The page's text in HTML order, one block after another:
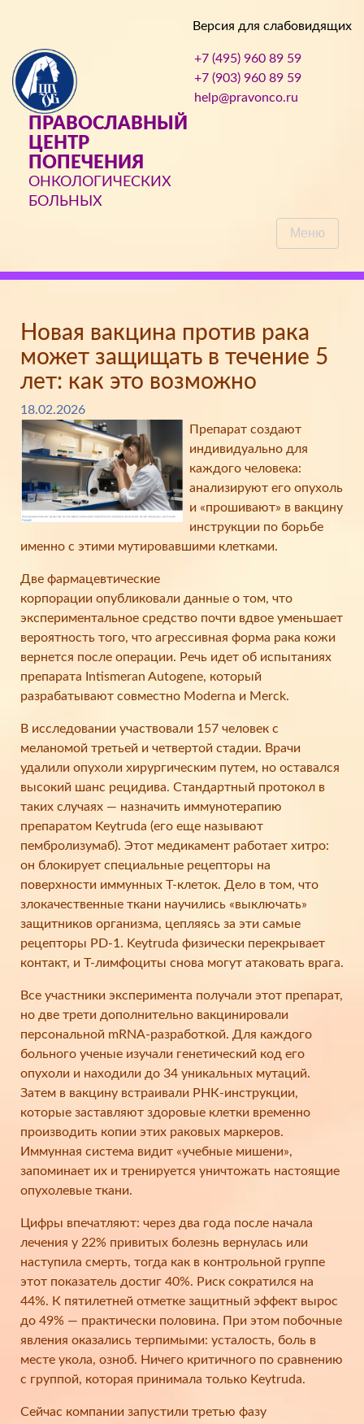
Версия для слабовидящих
ПРАВОСЛАВНЫЙ
ЦЕНТР
ПОПЕЧЕНИЯ
ОНКОЛОГИЧЕСКИХ
БОЛЬНЫХ
+7 (495) 960 89 59
+7 (903) 960 89 59
help@pravonco.ru
Меню
Новая вакцина против рака
может защищать в течение 5
лет: как это возможно
18.02.2026
Препарат создают
индивидуально для
каждого человека:
анализируют его опухоль
и «прошивают» в вакцину
инструкции по борьбе
именно с этими мутировавшими клетками.
Две фармацевтические
корпорации опубликовали данные о том, что
экспериментальное средство почти вдвое уменьшает
вероятность того, что агрессивная форма рака кожи
вернется после операции. Речь идет об испытаниях
препарата Intismeran Autogene, который
разрабатывают совместно Moderna и Merck.
В исследовании участвовали 157 человек с
меланомой третьей и четвертой стадии. Врачи
удалили опухоли хирургическим путем, но оставался
высокий шанс рецидива. Стандартный протокол в
таких случаях — назначить иммунотерапию
препаратом Keytruda (его еще называют
пембролизумаб). Этот медикамент работает хитро:
он блокирует специальные рецепторы на
поверхности иммунных T-клеток. Дело в том, что
злокачественные ткани научились «выключать»
защитников организма, цепляясь за эти самые
рецепторы PD-1. Keytruda физически перекрывает
контакт, и T-лимфоциты снова могут атаковать врага.
Все участники эксперимента получали этот препарат,
но две трети дополнительно вакцинировали
персональной mRNA-разработкой. Для каждого
больного ученые изучали генетический код его
опухоли и находили до 34 уникальных мутаций.
Затем в вакцину встраивали РНК-инструкции,
которые заставляют здоровые клетки временно
производить копии этих раковых маркеров.
Иммунная система видит «учебные мишени»,
запоминает их и тренируется уничтожать настоящие
опухолевые ткани.
Цифры впечатляют: через два года после начала
лечения у 22% привитых болезнь вернулась или
наступила смерть, тогда как в контрольной группе
этот показатель достиг 40%. Риск сократился на
44%. К пятилетней отметке защитный эффект вырос
до 49% — практически половина. При этом побочные
явления оказались терпимыми: усталость, боль в
месте укола, озноб. Ничего критичного по сравнению
с группой, которая принимала только Keytruda.
Сейчас компании запустили третью фазу